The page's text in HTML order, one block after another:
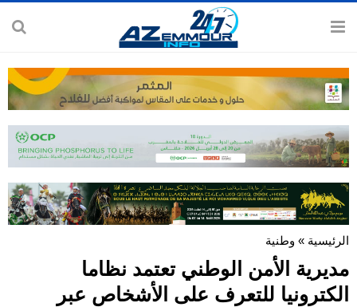
الرئيسية » وطنية
مديرية الأمن الوطني تعتمد نظاما
الكترونيا للتعرف على الأشخاص عبر